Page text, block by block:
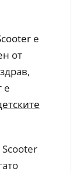
е
от
е